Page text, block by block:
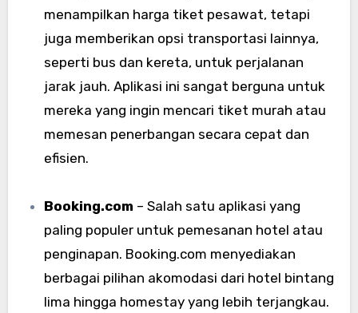
menampilkan harga tiket pesawat, tetapi
juga memberikan opsi transportasi lainnya,
seperti bus dan kereta, untuk perjalanan
jarak jauh. Aplikasi ini sangat berguna untuk
mereka yang ingin mencari tiket murah atau
memesan penerbangan secara cepat dan
efisien.
Booking.com – Salah satu aplikasi yang
paling populer untuk pemesanan hotel atau
penginapan. Booking.com menyediakan
berbagai pilihan akomodasi dari hotel bintang
lima hingga homestay yang lebih terjangkau.